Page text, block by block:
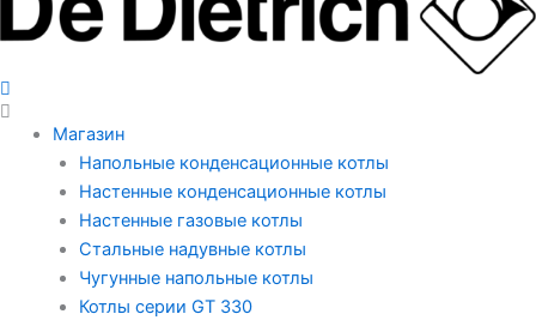
Магазин
Напольные конденсационные котлы
Настенные конденсационные котлы
Настенные газовые котлы
Стальные надувные котлы
Чугунные напольные котлы
Котлы серии GT 330